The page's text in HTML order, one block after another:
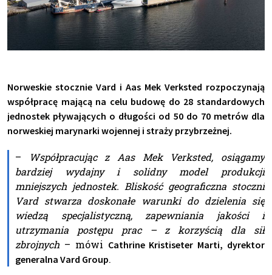
Norweskie stocznie Vard i Aas Mek Verksted rozpoczynają
współpracę mającą na celu budowę do 28 standardowych
jednostek pływających o długości od 50 do 70 metrów dla
norweskiej marynarki wojennej i straży przybrzeżnej.
–
Współpracując z Aas Mek Verksted, osiągamy
bardziej wydajny i solidny model produkcji
mniejszych jednostek. Bliskość geograficzna stoczni
Vard stwarza doskonałe warunki do dzielenia się
wiedzą specjalistyczną, zapewniania jakości i
utrzymania postępu prac – z korzyścią dla sił
zbrojnych – mówi Cathrine Kristiseter Marti, dyrektor
generalna Vard Group.